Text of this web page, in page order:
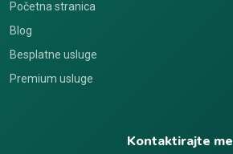
Početna stranica
Blog
Besplatne usluge
Premium usluge
Kontaktirajte me